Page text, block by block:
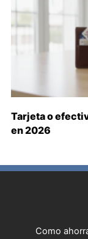
Tarjeta o
en 2026
Como